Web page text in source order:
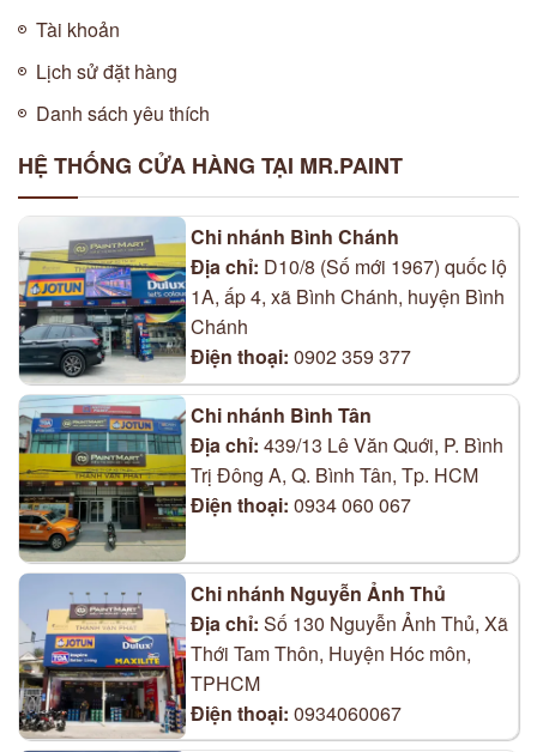
Tài khoản
Lịch sử đặt hàng
Danh sách yêu thích
HỆ THỐNG CỬA HÀNG TẠI MR.PAINT
Chi nhánh Bình Chánh
Địa chỉ: D10/8 (Số mới 1967) quốc lộ
1A, ấp 4, xã Bình Chánh, huyện Bình
Chánh
Điện thoại: 0902 359 377
Chi nhánh Bình Tân
Địa chỉ: 439/13 Lê Văn Quới, P. Bình
Trị Đông A, Q. Bình Tân, Tp. HCM
Điện thoại: 0934 060 067
Chi nhánh Nguyễn Ảnh Thủ
Địa chỉ: Số 130 Nguyễn Ảnh Thủ, Xã
Thới Tam Thôn, Huyện Hóc môn,
TPHCM
Điện thoại: 0934060067